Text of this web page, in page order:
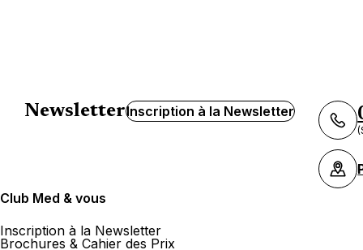
NewsletterInscription à la Newsletter
Club Med & vous
Inscription à la Newsletter
Brochures & Cahier des Prix